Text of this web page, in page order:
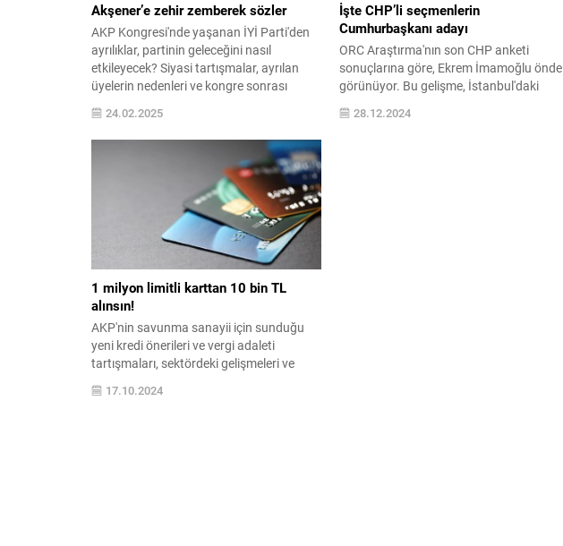
Akşener’e zehir zemberek sözler
AKP Kongresi'nde yaşanan İYİ Parti'den
ayrılıklar, partinin geleceğini nasıl
etkileyecek? Siyasi tartışmalar, ayrılan
üyelerin nedenleri ve kongre sonrası
gelişmeler hakkında detaylı bilgi edinin.
24.02.2025
İşte CHP’li seçmenlerin
Cumhurbaşkanı adayı
ORC Araştırma'nın son CHP anketi
sonuçlarına göre, Ekrem İmamoğlu önde
görünüyor. Bu gelişme, İstanbul'daki
siyasi dinamikleri nasıl etkileyecek?
Detaylar için yazımızı okuyun!
28.12.2024
1 milyon limitli karttan 10 bin TL
alınsın!
AKP'nin savunma sanayii için sunduğu
yeni kredi önerileri ve vergi adaleti
tartışmaları, sektördeki gelişmeleri ve
ekonomik etkilerini derinlemesine
17.10.2024